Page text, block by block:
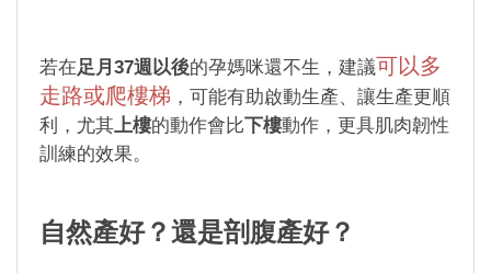
若在足月37週以後的孕媽咪還不生，建議可以多
走路或爬樓梯 ，可能有助啟動生產、讓生產更順
利，尤其 上樓的動作會比下樓動作，更具肌肉韌性
訓練的效果。
自然產好？還是剖腹產好？